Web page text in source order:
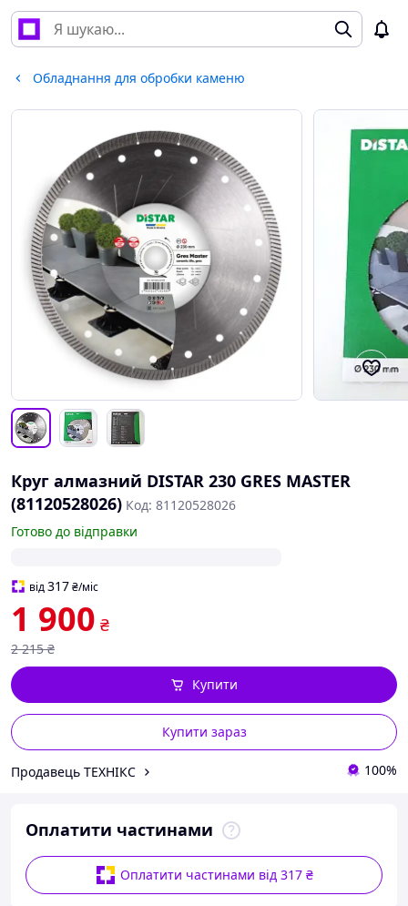
Обладнання для обробки каменю
Круг алмазний DISTAR 230 GRES MASTER
(81120528026) Код: 81120528026
Готово до відправки
від317₴/міс
1 900 ₴
2 215 ₴
Купити зараз
Купити
Продавець ТЕХНІКС 100%
Оплатити частинами
Оплатити частинами від 317 ₴